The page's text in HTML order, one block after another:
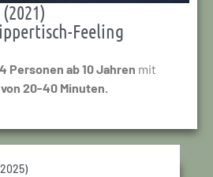
Feeling
Personen ab 10 Jahren mit
von 20-40 Minuten.